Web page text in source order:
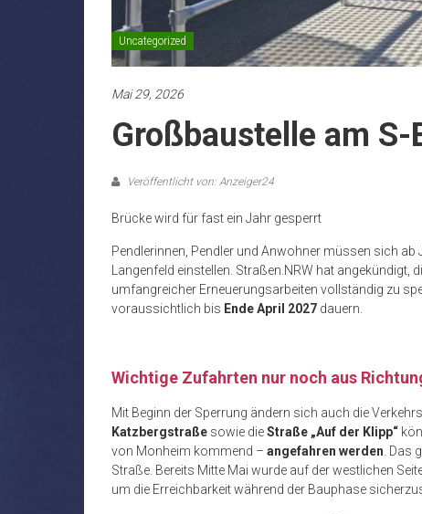
Uncategorized
Mai 29, 2026
Großbaustelle am
Veröffentlicht von: Anzeiger24
Brücke wird für fast ein Jahr gesperrt
Pendlerinnen, Pendler und Anwohner müssen sich
Langenfeld einstellen. Straßen.NRW hat
umfangreicher Erneuerungsarbeiten vollständig zu
voraussichtlich bis Ende April 2027 dauern.
Wichtige Zufahrten nur noch aus
Mit Beginn der Sperrung ändern sich auch die
Katzbergstraße sowie dieStraße „Auf der Klipp“
von Monheim kommend – angefahren werden . Das
Straße. Bereits Mitte Mai wurde auf der westlichen
um die Erreichbarkeit während der Bauphase